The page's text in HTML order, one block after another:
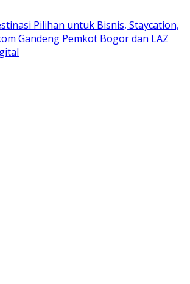
Pilihan untuk Bisnis, Staycation,
Gandeng Pemkot Bogor dan LAZ